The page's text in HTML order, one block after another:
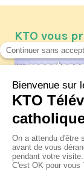
KTO vous